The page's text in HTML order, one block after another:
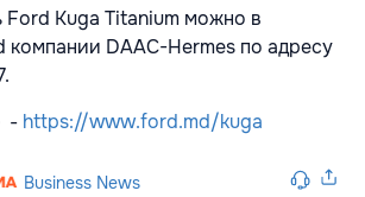
Ford Kuga Titanium можно в
компании DAAC-Hermes по адресу
- https://www.ford.md/kuga
Business News